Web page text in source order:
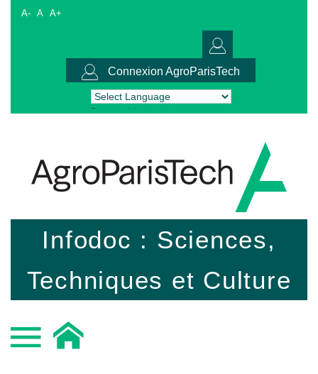
A- A A+
Connexion AgroParisTech
Powered by Translate
Infodoc : Sciences,
Techniques et Culture